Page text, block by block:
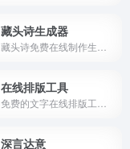
藏头诗生成器
在线排版工具
深言达意